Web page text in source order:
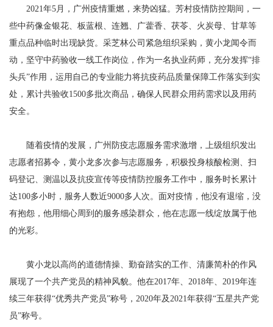
2021年5月，广州疫情重燃，来势凶猛。芳村疫情防控期间，一
些中药像金银花、板蓝根、连翘、广藿香、茯苓、火炭母、甘草等
重点品种临时出现缺货。采芝林公司紧急组织采购，黄小龙闻令而
动，坚守中药验收一线工作岗位，作为一名执业药师，充分发挥“排
头兵”作用，运用自己的专业能力将抗疫药品质量保障工作落实到实
处，累计共验收1500多批次商品，确保人民群众用药需求以及用药
安全。
随着疫情的发展，广州防疫志愿服务需求激增，上级组织发出
志愿者招募令，黄小龙多次参与志愿服务，积极投身核酸检测、扫
码登记、测温以及抗疫宣传等疫情防控服务工作中，服务时长累计
达100多小时，服务人数近9000多人次。面对疫情，他没有退缩，没
有抱怨，他用细心周到的服务感染群众，他在志愿一线绽放属于他
的光彩。
黄小龙以高尚的道德情操、勤奋踏实的工作、清廉简朴的作风
展现了一个共产党员的精神风貌。他在2017年、2018年、2019年连
续三年获得“优秀共产党员”称号，2020年及2021年获得“五星共产党
员”称号。